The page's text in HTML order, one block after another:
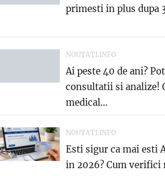
primesti in plus dupa
NOUTATI.INFO
Ai peste 40 de ani?
consultatii si analize!
medical...
NOUTATI.INFO
Esti sigur ca mai esti
in 2026? Cum verifici